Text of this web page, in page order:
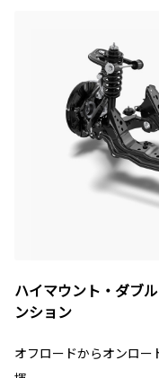
ハイマウント・ダブ
ンション
オフロードからオンロー